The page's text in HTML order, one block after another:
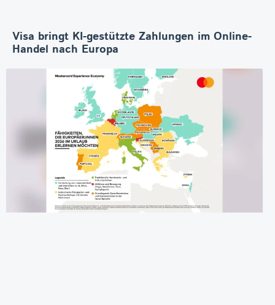
Visa bringt KI-gestützte Zahlungen im Online-
Handel nach Europa